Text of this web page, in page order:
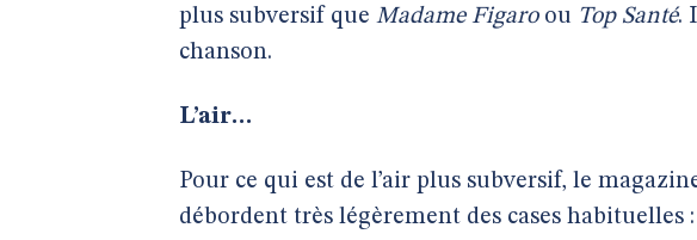
plus subversif que Madame Figaroou Top Santé.
chanson.
L’air…
Pour ce qui est de l’air plus subversif, le
débordent très légèrement des cases